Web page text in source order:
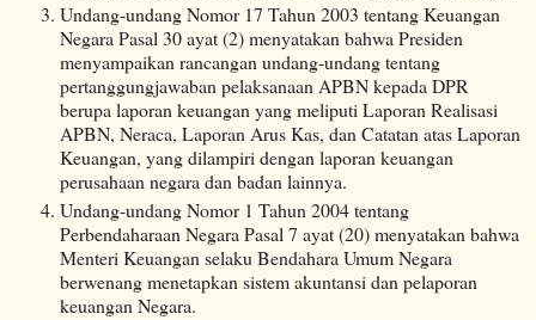
Undang-undang Nomor 17 Tahun 2003 tentang Keuangan
Negara Pasal 30 ayat (2) menyatakan bahwa Presiden
menyampaikan rancangan undang-undang tentang
pertanggungjawaban pelaksanaan APBN kepada DPR
berupa laporan keuangan yang meliputi Laporan Realisasi
APBN, Neraca, Laporan Arus Kas, dan Catatan atas Laporan
Keuangan, yang dilampiri dengan laporan keuangan
perusahaan negara dan badan lainnya.
Undang-undang Nomor 1 Tahun 2004 tentang
Perbendaharaan Negara Pasal 7 ayat (20) menyatakan bahwa
Menteri Keuangan selaku Bendahara Umum Negara
berwenang menetapkan sistem akuntansi dan pelaporan
keuangan Negara.